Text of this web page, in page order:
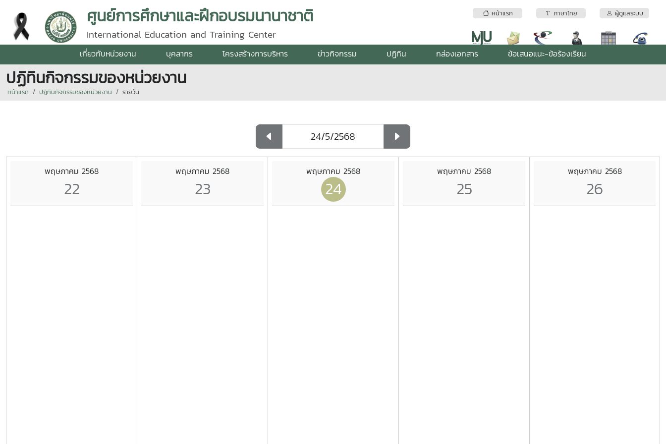
หน้าแรก ภาษาไทย ผู้ดูแลระบบ
ศูนย์การศึกษาและฝึกอบรมนานาชาติ
International Education and Training Center
เกี่ยวกับหน่วยงาน บุคลากร โครงสร้างการบริหาร ข่าวกิจกรรม ปฏิทิน กล่องเอกสาร ข้อเสนอแนะ-ข้อร้องเรียน
ปฏิทินกิจกรรมของหน่วยงาน
หน้าแรก ปฏิทินกิจกรรมของหน่วยงาน รายวัน
พฤษภาคม 2568
22
พฤษภาคม 2568
23
พฤษภาคม 2568
24
พฤษภาคม 2568
25
พฤษภาคม 2568
26